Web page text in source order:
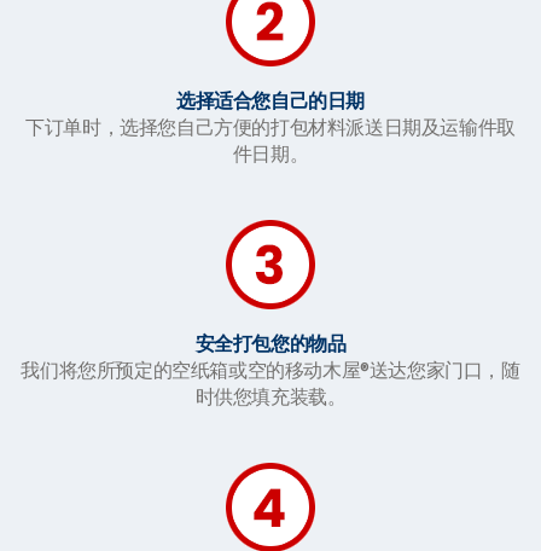
选择适合您自己的日期
下订单时，选择您自己方便的打包材料派送日期及运输件取
件日期。
安全打包您的物品
我们将您所预定的空纸箱或空的移动木屋®送达您家门口，随
时供您填充装载。